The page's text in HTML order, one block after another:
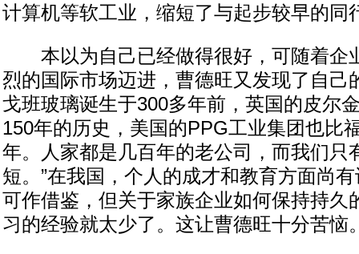
计算机等软工业，缩短了与起步较早的同
本以为自己已经做得很好，可随着企
烈的国际市场迈进，曹德旺又发现了自己
戈班玻璃诞生于300多年前，英国的皮尔
150年的历史，美国的PPG工业集团也比
年。人家都是几百年的老公司，而我们只
短。”在我国，个人的成才和教育方面尚
可作借鉴，但关于家族企业如何保持持久
习的经验就太少了。这让曹德旺十分苦恼